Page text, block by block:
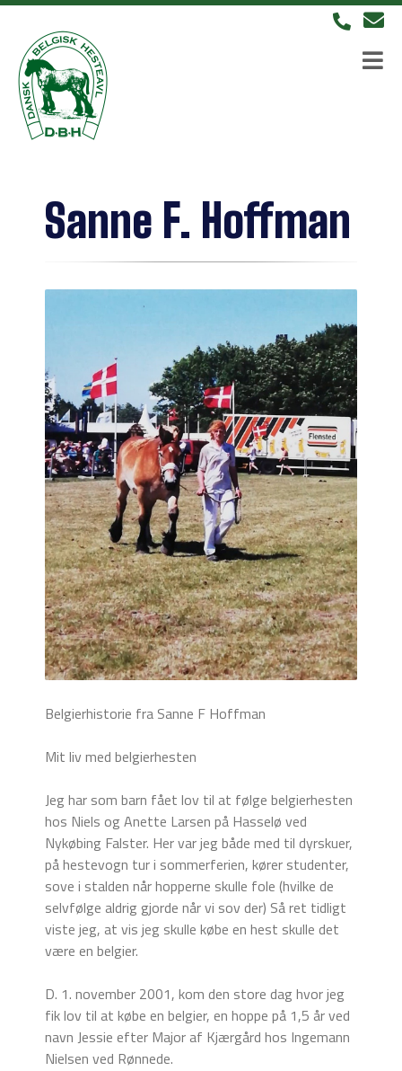
Sanne F. Hoffman
Belgierhistorie fra Sanne F Hoffman
Mit liv med belgierhesten
Jeg har som barn fået lov til at følge belgierhesten
hos Niels og Anette Larsen på Hasselø ved
Nykøbing Falster. Her var jeg både med til dyrskuer,
på hestevogn tur i sommerferien, kører studenter,
sove i stalden når hopperne skulle fole (hvilke de
selvfølge aldrig gjorde når vi sov der) Så ret tidligt
viste jeg, at vis jeg skulle købe en hest skulle det
være en belgier.
D. 1. november 2001, kom den store dag hvor jeg
fik lov til at købe en belgier, en hoppe på 1,5 år ved
navn Jessie efter Major af Kjærgård hos Ingemann
Nielsen ved Rønnede.